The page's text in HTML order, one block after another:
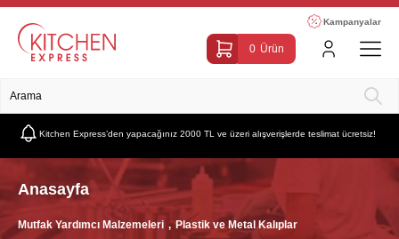
Kampanyalar
0 Ürün
Kitchen Express’den yapacağınız 2000 TL ve üzeri alışverişlerde teslimat ücretsiz!
Anasayfa
Mutfak Yardımcı Malzemeleri Plastik ve Metal Kalıplar